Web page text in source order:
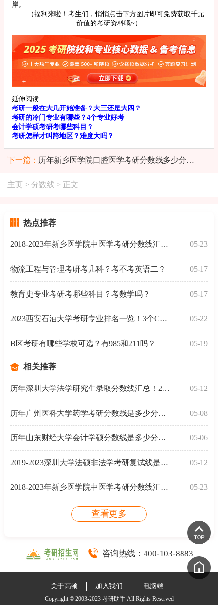
岸。
（福利来啦！考生们，悄悄点击下方图片即可免费获取千元
价值的考研资料哦~）
延伸阅读
考研一般在大几开始准备？大三还是大四？
考研的冷门专业有哪些？4个专业好考
会计学硕考研考哪些科目？
考研怎样才叫跨地区？难度大吗？
下一篇： 历年新乡医学院口腔医学考研分数线多少分？含近6年
主页 > 分数线 > 正文
热点推荐
2018-2023年新乡医学院中医学考研分数线汇总！ 05-23
物流工程与管理考研考几科？考不考英语二？ 05-17
教育史专业考研考哪些科目？考数学吗？ 05-17
2023西安石油大学考研专业排名一览！3个C级专业 05-22
B区考研有哪些学校可选？有985和211吗？ 05-19
相关推荐
历年深圳大学法学研究生录取分数线汇总！2023年337分 05-12
历年广州医科大学药学考研分数线是多少分？2023年315分 05-08
历年山东财经大学会计学硕分数线是多少分？2023年340分 05-06
2019-2023深圳大学法硕非法学考研复试线是多少分？ 05-12
2018-2023年新乡医学院中医学考研分数线汇总！ 05-23
查看更多
咨询热线：400-103-8883
关于高顿 加入我们 电脑端
Copyright © 2003-2023 考研助手 All Rights Reserved